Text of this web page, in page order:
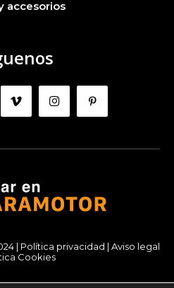
accesorios
| Política privacidad | Aviso legal
Cookies